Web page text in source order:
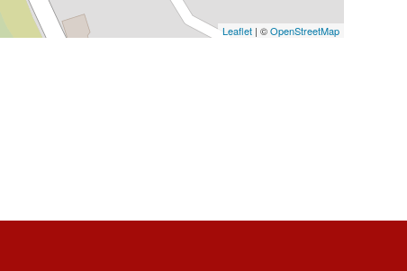
Leaflet| ©OpenStreetMap